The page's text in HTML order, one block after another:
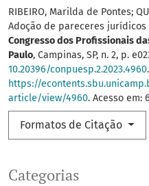
Categorias
RIBEIRO, Marilda de Pontes;
Adoção de pareceres jurídicos
Congresso dos Profissionais
Paulo, Campinas, SP, n. 2, p.
10.20396/conpuesp.2.2023.4960
https://
article/view/4960. Acesso em:
Formatos de Citação